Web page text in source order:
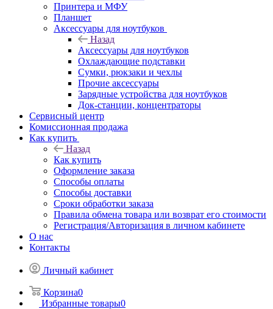
Принтера и МФУ
Планшет
Аксессуары для ноутбуков
Назад
Аксессуары для ноутбуков
Охлаждающие подставки
Сумки, рюкзаки и чехлы
Прочие аксессуары
Зарядные устройства для ноутбуков
Док-станции, концентраторы
Сервисный центр
Комиссионная продажа
Как купить
Назад
Как купить
Оформление заказа
Способы оплаты
Способы доставки
Сроки обработки заказа
Правила обмена товара или возврат его стоимости
Регистрация/Авторизация в личном кабинете
О нас
Контакты
Личный кабинет
Корзина0
Избранные товары0